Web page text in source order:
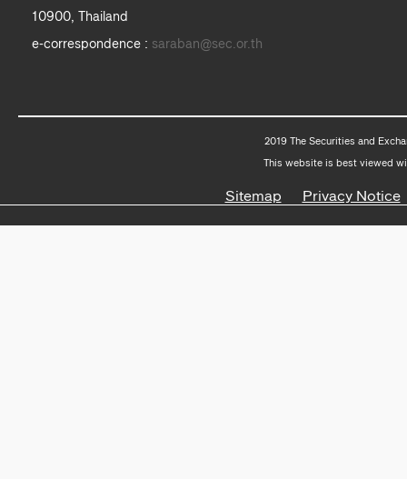
10900, Thailand
e-correspondence : saraban@sec.or.th
2019 The Securities and
This website is best viewed
Sitemap Privacy Notice